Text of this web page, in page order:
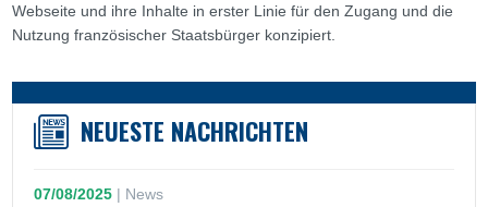
Webseite und ihre Inhalte in erster Linie für den Zugang und die
Nutzung französischer Staatsbürger konzipiert.
NEUESTE NACHRICHTEN
07/08/2025 | News